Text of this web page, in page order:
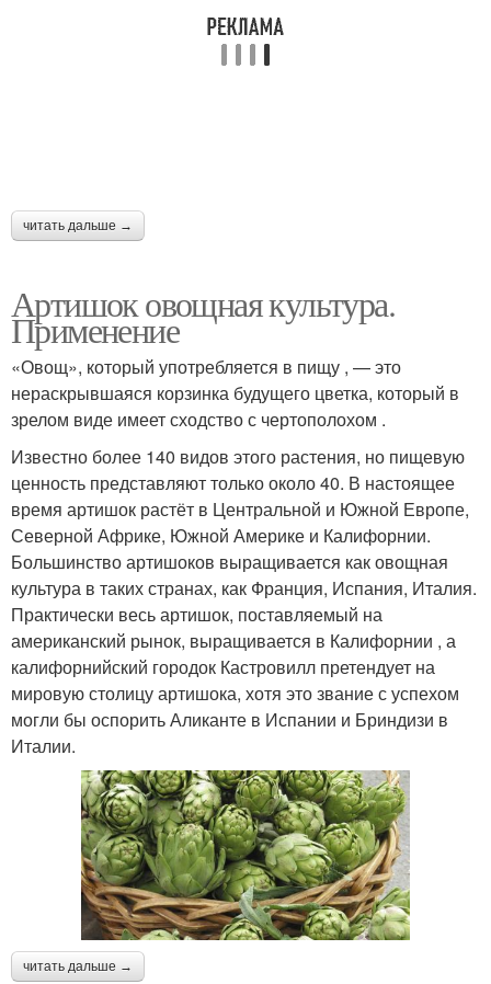
читать дальше →
Артишок овощная культура.
Применение
«Овощ», который употребляется в пищу , — это
нераскрывшаяся корзинка будущего цветка, который в
зрелом виде имеет сходство с чертополохом .
Известно более 140 видов этого растения, но пищевую
ценность представляют только около 40. В настоящее
время артишок растёт в Центральной и Южной Европе,
Северной Африке, Южной Америке и Калифорнии.
Большинство артишоков выращивается как овощная
культура в таких странах, как Франция, Испания, Италия.
Практически весь артишок, поставляемый на
американский рынок, выращивается в Калифорнии , а
калифорнийский городок Кастровилл претендует на
мировую столицу артишока, хотя это звание с успехом
могли бы оспорить Аликанте в Испании и Бриндизи в
Италии.
читать дальше →